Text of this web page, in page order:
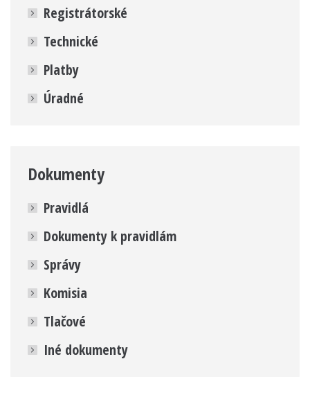
Registrátorské
Technické
Platby
Úradné
Dokumenty
Pravidlá
Dokumenty k pravidlám
Správy
Komisia
Tlačové
Iné dokumenty